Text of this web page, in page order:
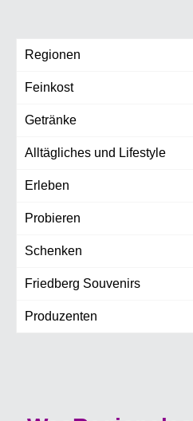
Regionen
Feinkost
Getränke
Alltägliches und Lifestyle
Erleben
Probieren
Schenken
Friedberg Souvenirs
Produzenten